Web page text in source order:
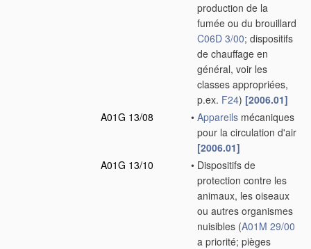
production de la
fumée ou du brouillard
C06D 3/00; dispositifs
de chauffage en
général, voir les
classes appropriées,
p.ex. F24) [2006.01]
A01G 13/08
• Appareils mécaniques
pour la circulation d'air
[2006.01]
A01G 13/10
• Dispositifs de
protection contre les
animaux, les oiseaux
ou autres organismes
nuisibles (A01M 29/00
a priorité; pièges